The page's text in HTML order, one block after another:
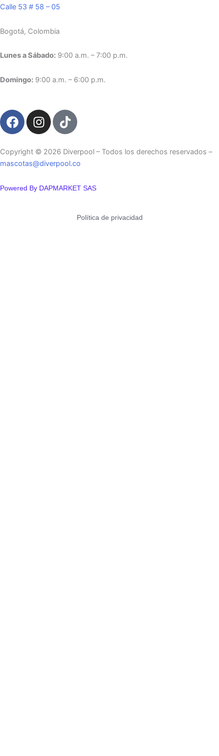
Calle 53 # 58 – 05
Bogotá, Colombia
Lunes a Sábado: 9:00 a.m. – 7:00 p.m.
Domingo: 9:00 a.m. – 6:00 p.m.
F
a
e
b
o
I
n
t
a
r
T
i
t
o
Copyright ©️ 2026 Diverpool – Todos los derechos reservados –
mascotas@diverpool.co
Powered By DAPMARKET SAS
Política de privacidad